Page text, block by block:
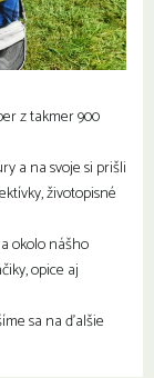
z takmer 900
a na svoje si prišli
životopisné
okolo nášho
opice aj
sa na ďalšie